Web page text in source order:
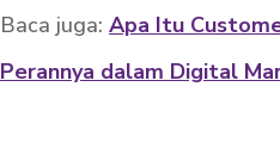
Baca juga: Apa Itu
Perannya dalam Digital